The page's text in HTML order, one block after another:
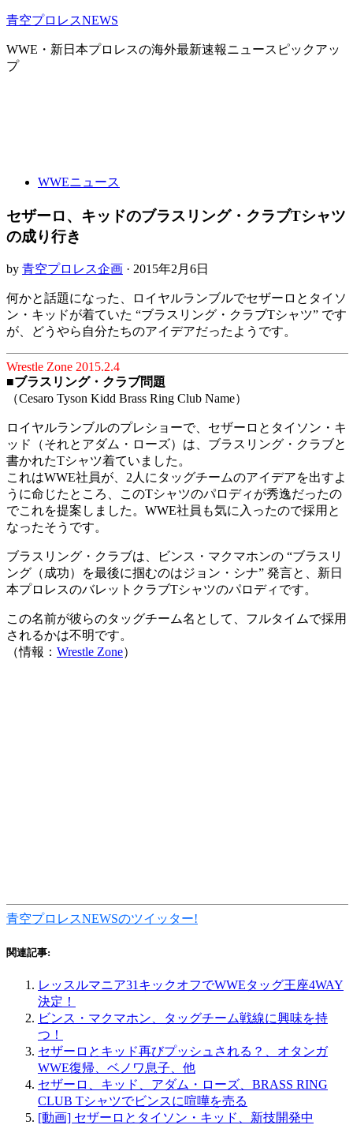
青空プロレスNEWS
WWE・新日本プロレスの海外最新速報ニュースピックアッ
プ
WWEニュース
セザーロ、キッドのブラスリング・クラブTシャツ
の成り行き
by 青空プロレス企画 · 2015年2月6日
何かと話題になった、ロイヤルランブルでセザーロとタイソ
ン・キッドが着ていた “ブラスリング・クラブTシャツ” です
が、どうやら自分たちのアイデアだったようです。
Wrestle Zone 2015.2.4
■ブラスリング・クラブ問題
（Cesaro Tyson Kidd Brass Ring Club Name）
ロイヤルランブルのプレショーで、セザーロとタイソン・キ
ッド（それとアダム・ローズ）は、ブラスリング・クラブと
書かれたTシャツ着ていました。
これはWWE社員が、2人にタッグチームのアイデアを出すよ
うに命じたところ、このTシャツのパロディが秀逸だったの
でこれを提案しました。WWE社員も気に入ったので採用と
なったそうです。
ブラスリング・クラブは、ビンス・マクマホンの “ブラスリ
ング（成功）を最後に掴むのはジョン・シナ” 発言と、新日
本プロレスのバレットクラブTシャツのパロディです。
この名前が彼らのタッグチーム名として、フルタイムで採用
されるかは不明です。
（情報： Wrestle Zone）
青空プロレスNEWSのツイッター!
関連記事:
レッスルマニア31キックオフでWWEタッグ王座4WAY
決定！
ビンス・マクマホン、タッグチーム戦線に興味を持
つ！
セザーロとキッド再びプッシュされる？、オタンガ
WWE復帰、ベノワ息子、他
セザーロ、キッド、アダム・ローズ、BRASS RING
CLUB Tシャツでビンスに喧嘩を売る
[動画] セザーロとタイソン・キッド、新技開発中